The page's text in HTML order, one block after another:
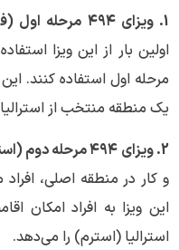
1. ویزای ۴۹۴ مرحله اول (فعلی):
اولین بار از این ویزا
مرحله اول استفاده کنند.
یک منطقه منتخب از
2. ویزای ۴۹۴ مرحله دوم (استرم):
و کار در منطقه اصلی، افراد
این ویزا به افراد امکان
استرالیا (استرم) را می‌دهد.